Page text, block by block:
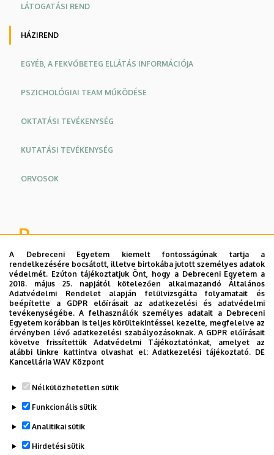
A Debreceni Egyetem kiemelt fontosságúnak tartja a
rendelkezésére bocsátott, illetve birtokába jutott személyes adatok
védelmét. Ezúton tájékoztatjuk Önt, hogy a Debreceni Egyetem a
2018. május 25. napjától kötelezően alkalmazandó Általános
Adatvédelmi Rendelet alapján felülvizsgálta folyamatait és
beépítette a GDPR előírásait az adatkezelési és adatvédelmi
tevékenységébe. A felhasználók személyes adatait a Debreceni
Egyetem korábban is teljes körültekintéssel kezelte, megfelelve az
érvényben lévő adatkezelési szabályozásoknak. A GDPR előírásait
követve frissítettük Adatvédelmi Tájékoztatónkat, amelyet az
alábbi linkre kattintva olvashat el:Adatkezelési tájékoztató. DE
Kancellária WAV Központ
Nélkülözhetetlen sütik
Funkcionális sütik
Analitikai sütik
Hirdetési sütik
LÁTOGATÁSI REND
HÁZIREND
EGYÉB, A FEKVŐBETEG ELLÁTÁS INFORMÁCIÓJA
PSZICHOLÓGIAI TEAM MŰKÖDÉSE
OKTATÁSI TEVÉKENYSÉG
KUTATÁSI TEVÉKENYSÉG
ORVOSOK
P
Pszichiátriai és Pszichoterápiás Klinika - Minnesota
program
Pszichiátriai és Pszichoterápiás Klinika - Nappali
Rehabilitációs Osztály
Pszichiátriai és Pszichoterápiás Klinika -
Pszichoterápiás Osztály
Pszichiátriai és Pszichoterápiás Klinika
Legutóbb frissítve: 2025. 05. 21. 11:26